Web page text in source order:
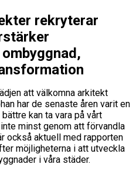
rekryterar
att välkomna arkitekt
har de senaste åren varit en
kan ta vara på vårt
minst genom att förvandla
också aktuell med rapporten
möjligheterna i att utveckla
i våra städer.